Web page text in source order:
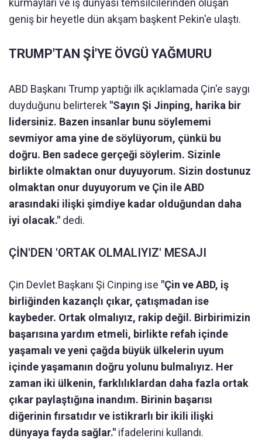
geniş bir heyetle dün akşam başkent Pekin'e ulaştı.
TRUMP'TAN Şİ'YE ÖVGÜ YAĞMURU
ABD Başkanı Trump yaptığı ilk açıklamada Çin'e saygı
duyduğunu belirterek "Sayın Şi Jinping, harika bir
lidersiniz. Bazen insanlar bunu söylememi
sevmiyor ama yine de söylüyorum, çünkü bu
doğru. Ben sadece gerçeği söylerim. Sizinle
birlikte olmaktan onur duyuyorum. Sizin dostunuz
olmaktan onur duyuyorum ve Çin ile ABD
arasındaki ilişki şimdiye kadar olduğundan daha
iyi olacak." dedi.
ÇİN'DEN 'ORTAK OLMALIYIZ' MESAJI
Çin Devlet Başkanı Şi Cinping ise "Çin ve ABD, iş
birliğinden kazançlı çıkar, çatışmadan ise
kaybeder. Ortak olmalıyız, rakip değil. Birbirimizin
başarısına yardım etmeli, birlikte refah içinde
yaşamalı ve yeni çağda büyük ülkelerin uyum
içinde yaşamanın doğru yolunu bulmalıyız. Her
zaman iki ülkenin, farklılıklardan daha fazla ortak
çıkar paylaştığına inandım. Birinin başarısı
diğerinin fırsatıdır ve istikrarlı bir ikili ilişki
dünyaya fayda sağlar." ifadelerini kullandı.